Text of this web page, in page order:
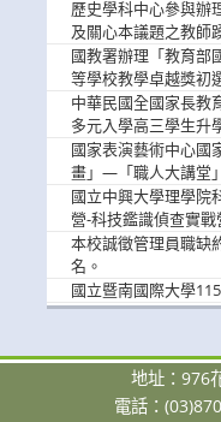
歷史學科中心參與辦
及關心本議題之教師
國教署辦理「教育部
等學校教學卓越獎初
中華民國全國家長教
多元入學高三學生升
國家表演藝術中心國
畫」—「職人大講堂
參與。
國立中興大學理學院
營-科技鑑識偵查實
加。
本校誠徵管理員職缺
名。
國立暨南國際大學
地址：976
電話：